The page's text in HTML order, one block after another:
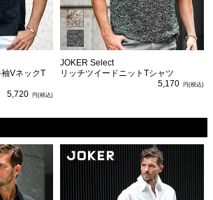
VネックT
5,720
JOKER Select
リッチツイードニットTシャツ
5,170